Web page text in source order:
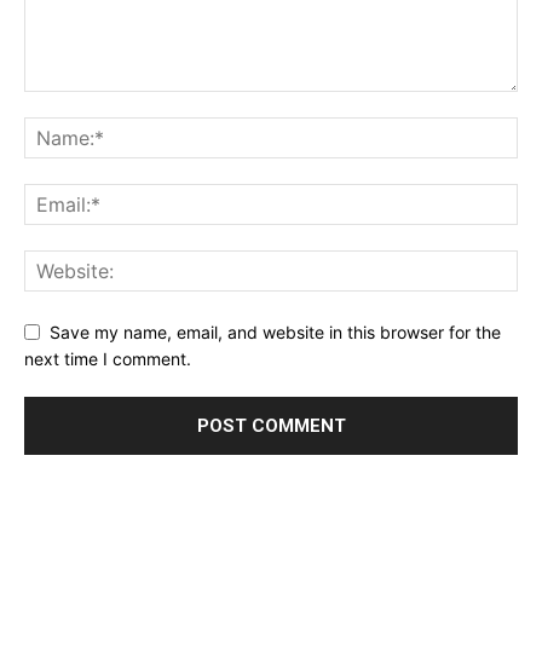
Save my name, email, and website in this browser for the
next time I comment.